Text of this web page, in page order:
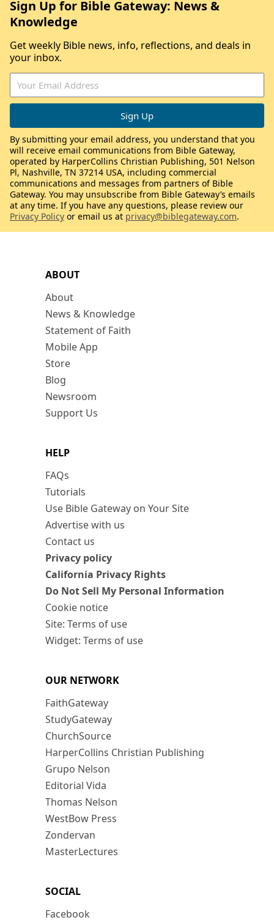
ABOUT
About
News & Knowledge
Statement of Faith
Mobile App
Store
Blog
Newsroom
Support Us
HELP
FAQs
Tutorials
Use Bible Gateway on Your Site
Advertise with us
Contact us
Privacy policy
California Privacy Rights
Do Not Sell My Personal Information
Cookie notice
Site: Terms of use
Widget: Terms of use
OUR NETWORK
FaithGateway
StudyGateway
ChurchSource
HarperCollins Christian Publishing
Grupo Nelson
Editorial Vida
Thomas Nelson
WestBow Press
Zondervan
MasterLectures
SOCIAL
Facebook
Sign Up for Bible Gateway: News &
Knowledge
Get weekly Bible news, info, reflections, and deals in
your inbox.
By submitting your email address, you understand that you
will receive email communications from Bible Gateway,
operated by HarperCollins Christian Publishing, 501 Nelson
Pl, Nashville, TN 37214 USA, including commercial
communications and messages from partners of Bible
Gateway. You may unsubscribe from Bible Gateway’s emails
at any time. If you have any questions, please review our
Privacy Policy or email us at privacy@biblegateway.com.